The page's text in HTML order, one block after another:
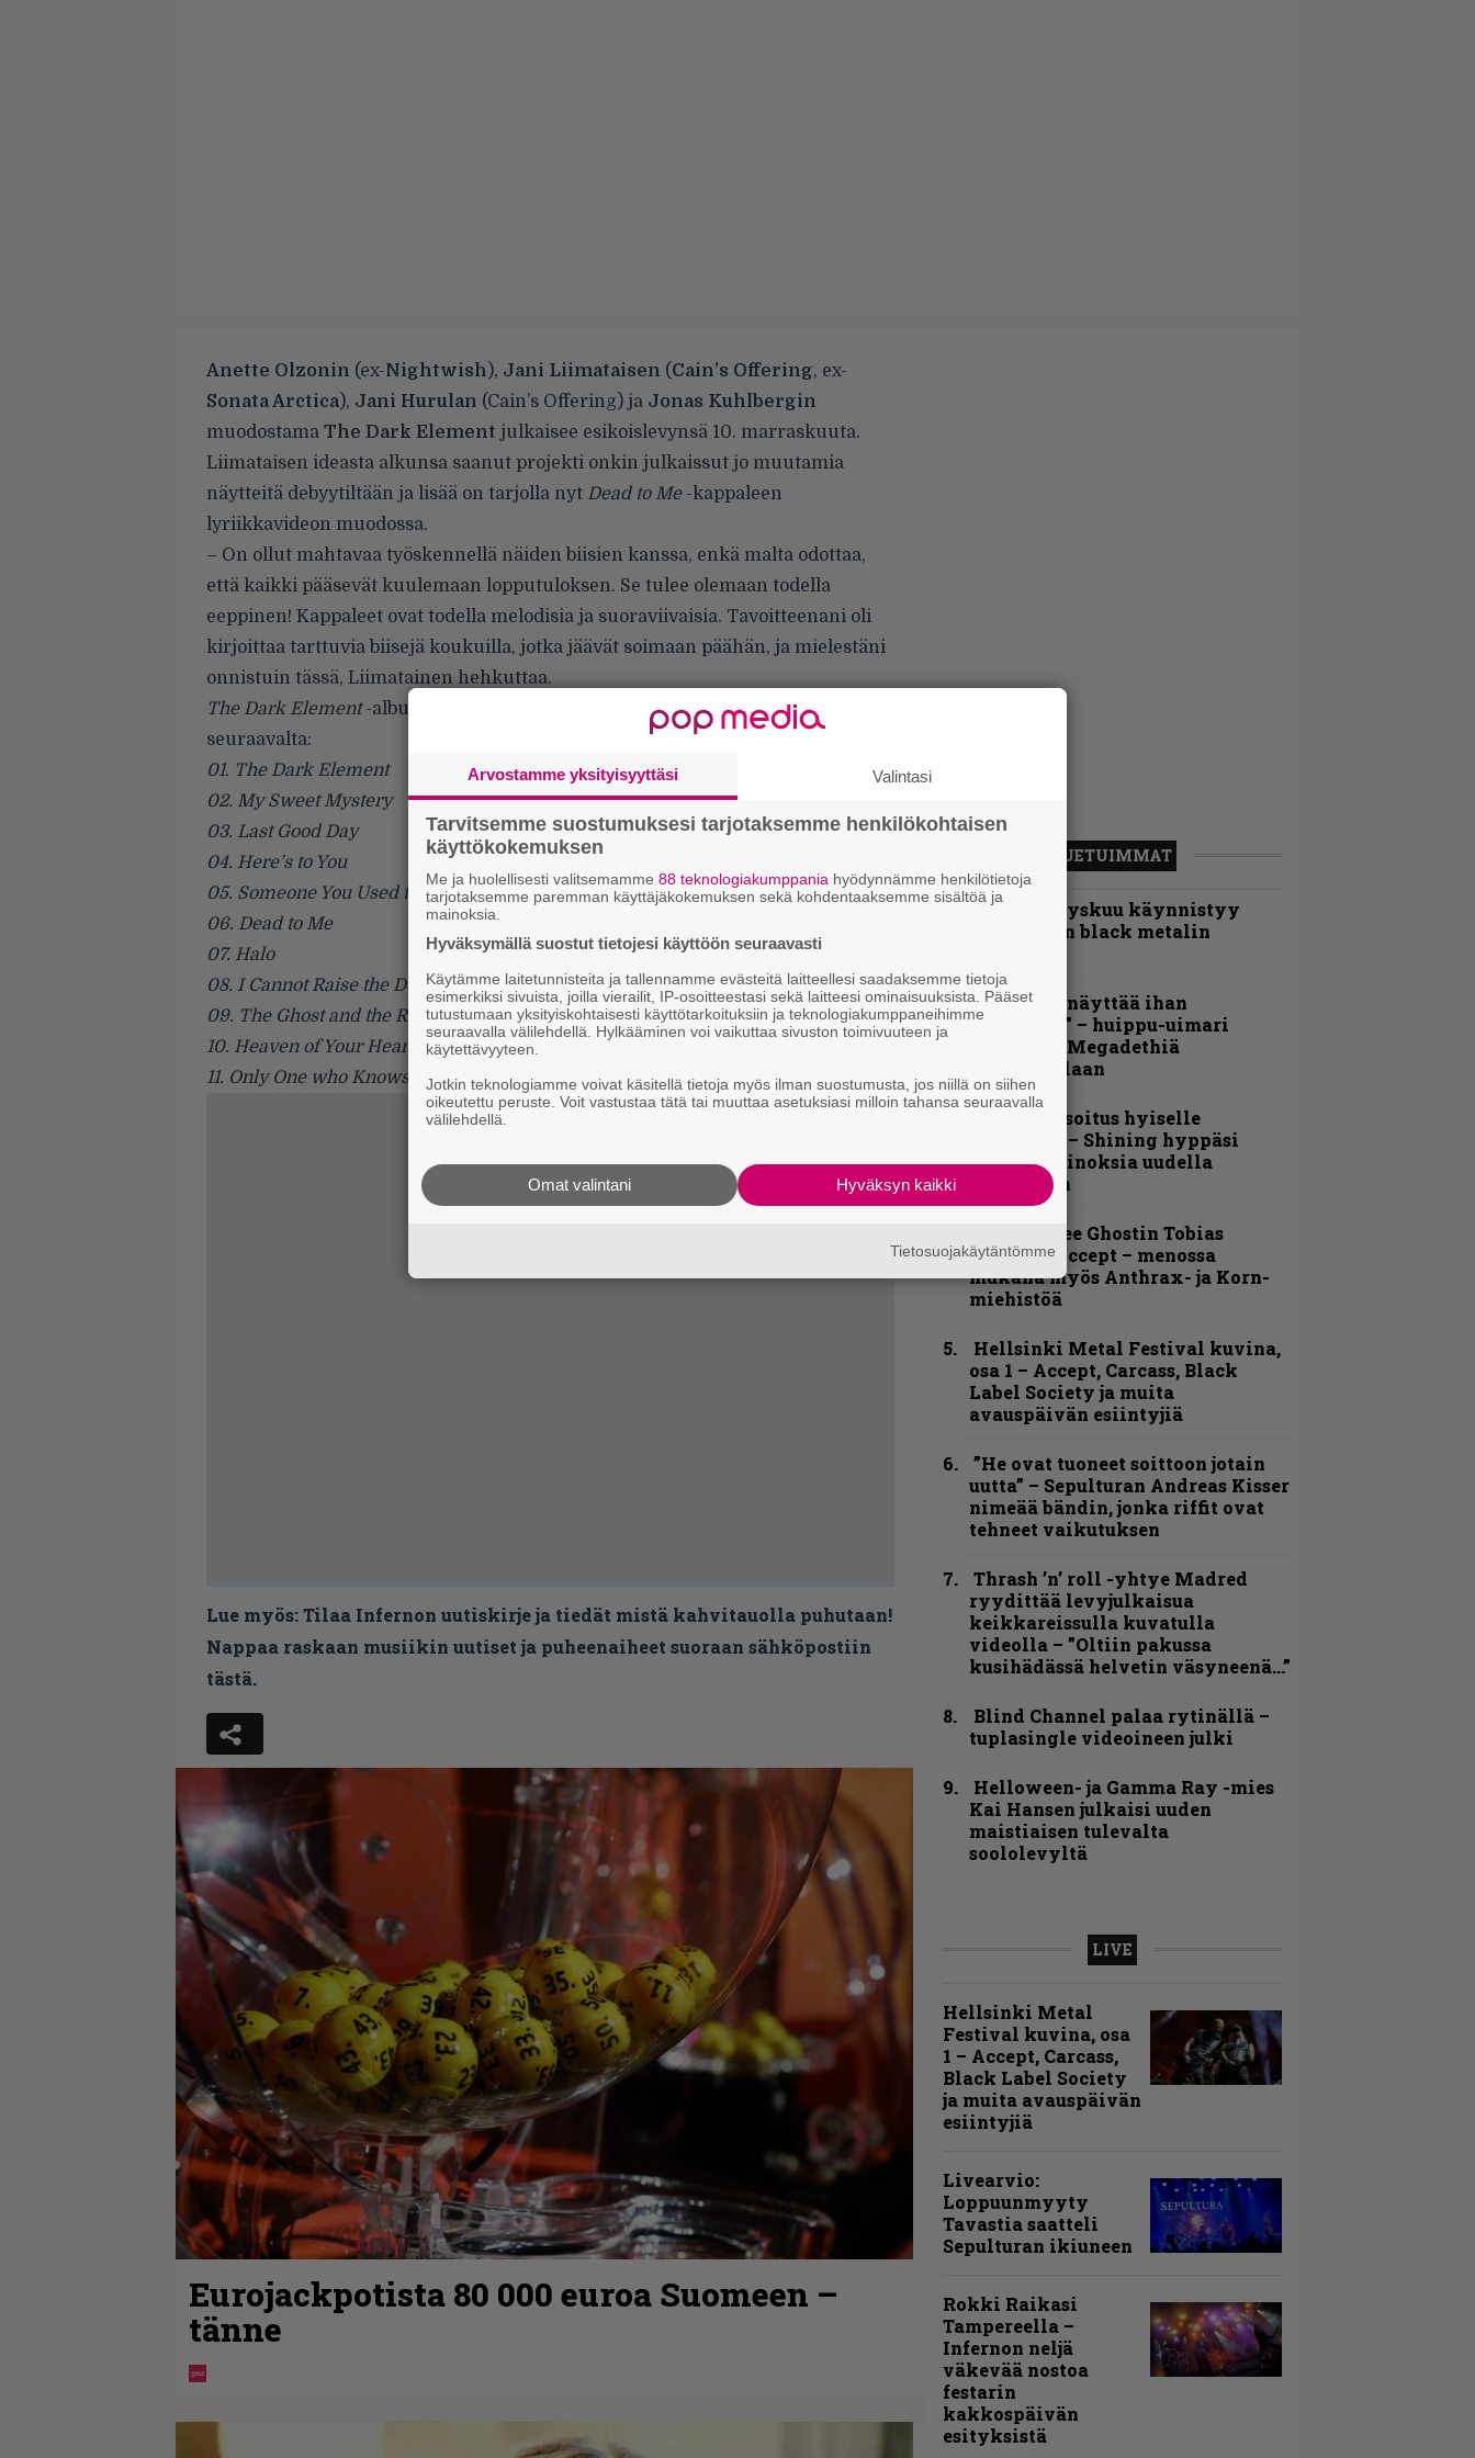
Anette Olzonin (ex-Nightwish), Jani Liimataisen (Cain’s Offering, ex-
Sonata Arctica), Jani Hurulan (Cain’s Offering) ja Jonas Kuhlbergin
muodostama The Dark Element julkaisee esikoislevynsä 10. marraskuuta.
Liimataisen ideasta alkunsa saanut projekti onkin julkaissut jo muutamia
näytteitä debyytiltään ja lisää on tarjolla nyt Dead to Me-kappaleen
lyriikkavideon muodossa.
– On ollut mahtavaa työskennellä näiden biisien kanssa, enkä malta odottaa,
että kaikki pääsevät kuulemaan lopputuloksen. Se tulee olemaan todella
eeppinen! Kappaleet ovat todella melodisia ja suoraviivaisia. Tavoitteenani oli
kirjoittaa tarttuvia biisejä koukuilla, jotka jäävät soimaan päähän, ja mielestäni
onnistuin tässä, Liimatainen hehkuttaa.
The Dark Element-albumin kappalelista näyttää kokonaisuudessaan
seuraavalta:
01. The Dark Element
02. My Sweet Mystery
03. Last Good Day
04. Here’s to You
05. Someone You Used to Know
06. Dead to Me
07. Halo
08. I Cannot Raise the Dead
09. The Ghost and the Reaper
10. Heaven of Your Heart
11. Only One who Knows Me
Lue myös:Tilaa Infernon uutiskirje ja tiedät mistä kahvitauolla puhutaan!
Nappaa raskaan musiikin uutiset ja puheenaiheet suoraan sähköpostiin
tästä.
Eurojackpotista 80 000 euroa Suomeen –
tänne
LUETUIMMAT
Espoon syyskuu käynnistyy
kotimaisen black metalin
”Mitalini näyttää ihan
plektralta” – huippu-uimari
jamittelee Megadethiä
palkinnollaan
Kunnianosoitus hyiselle
Pohjolalle – Shining hyppäsi
keskelle kinoksia uudella
videollaan
Näin lähtee Ghostin Tobias
Forgelta Accept – menossa
mukana myös Anthrax- ja Korn-
miehistöä
Hellsinki Metal Festival kuvina,
osa 1 – Accept, Carcass, Black
Label Society ja muita
avauspäivän esiintyjiä
”He ovat tuoneet soittoon jotain
uutta” – Sepulturan Andreas Kisser
nimeää bändin, jonka riffit ovat
tehneet vaikutuksen
Thrash ’n’ roll -yhtye Madred
ryydittää levyjulkaisua
keikkareissulla kuvatulla
videolla – ”Oltiin pakussa
kusihädässä helvetin väsyneenä…”
Blind Channel palaa rytinällä –
tuplasingle videoineen julki
Helloween- ja Gamma Ray -mies
Kai Hansen julkaisi uuden
maistiaisen tulevalta
soololevyltä
LIVE
Hellsinki Metal
Festival kuvina, osa
1 – Accept, Carcass,
Black Label Society
ja muita avauspäivän
esiintyjiä
Livearvio:
Loppuunmyyty
Tavastia saatteli
Sepulturan ikiuneen
Rokki Raikasi
Tampereella –
Infernon neljä
väkevää nostoa
festarin
kakkospäivän
esityksistä
Arvostamme yksityisyyttäsi Valintasi
Tarvitsemme suostumuksesi tarjotaksemme henkilökohtaisen
käyttökokemuksen
Me ja huolellisesti valitsemamme 88 teknologiakumppania hyödynnämme henkilötietoja
tarjotaksemme paremman käyttäjäkokemuksen sekä kohdentaaksemme sisältöä ja
mainoksia.
Hyväksymällä suostut tietojesi käyttöön seuraavasti
Käytämme laitetunnisteita ja tallennamme evästeitä laitteellesi saadaksemme tietoja
esimerkiksi sivuista, joilla vierailit, IP-osoitteestasi sekä laitteesi ominaisuuksista. Pääset
tutustumaan yksityiskohtaisesti käyttötarkoituksiin ja teknologiakumppaneihimme
seuraavalla välilehdellä. Hylkääminen voi vaikuttaa sivuston toimivuuteen ja
käytettävyyteen.
Jotkin teknologiamme voivat käsitellä tietoja myös ilman suostumusta, jos niillä on siihen
oikeutettu peruste. Voit vastustaa tätä tai muuttaa asetuksiasi milloin tahansa seuraavalla
välilehdellä.
Hyväksyn kaikki
Omat valintani
Tietosuojakäytäntömme